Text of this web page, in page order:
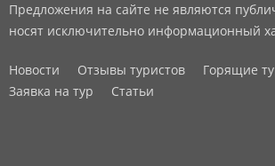
Предложения на сайте не являются
носят исключительно информационный
Новости Отзывы туристов
Горящие
Заявка на тур
Статьи